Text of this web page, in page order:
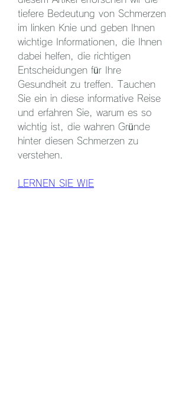
tiefere Bedeutung von Schmerzen
im linken Knie und geben Ihnen
wichtige Informationen, die Ihnen
dabei helfen, die richtigen
Entscheidungen für Ihre
Gesundheit zu treffen. Tauchen
Sie ein in diese informative Reise
und erfahren Sie, warum es so
wichtig ist, die wahren Gründe
hinter diesen Schmerzen zu
verstehen.
LERNEN SIE WIE